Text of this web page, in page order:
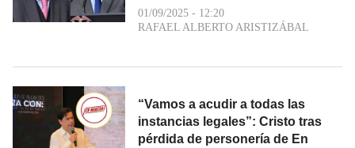
01/09/2025 - 12:20
RAFAEL ALBERTO ARISTIZÁBAL
“Vamos a acudir a todas las
instancias legales”: Cristo tras
pérdida de personería de En